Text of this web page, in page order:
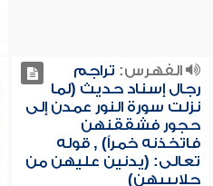
الفهرس: تراجم
رجال إسناد حديث (لما
نزلت سورة النور عمدن إلى
حجور فشققنهن
فاتخذنه خمراً) , قوله
تعالى: (يدنين عليهن من
جلابيبهن)